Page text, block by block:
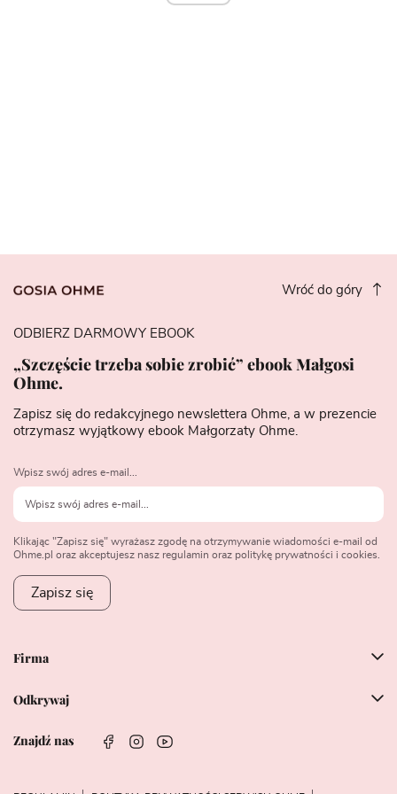
Wróć do góry
Firma
Odkrywaj
Znajdź nas
ODBIERZ DARMOWY EBOOK
„Szczęście trzeba sobie zrobić” ebook Małgosi
Ohme.
Zapisz się do redakcyjnego newslettera Ohme, a w prezencie
otrzymasz wyjątkowy ebook Małgorzaty Ohme.
Wpisz swój adres e-mail...
Klikając "Zapisz się" wyrażasz zgodę na otrzymywanie wiadomości e-mail od
Ohme.pl oraz akceptujesz nasz regulamin oraz politykę prywatności i cookies.
Zapisz się